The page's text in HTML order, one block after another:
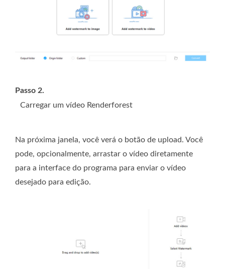
Passo 2.
Carregar um vídeo Renderforest
Na próxima janela, você verá o botão de upload. Você
pode, opcionalmente, arrastar o vídeo diretamente
para a interface do programa para enviar o vídeo
desejado para edição.